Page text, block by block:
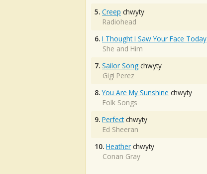
5. Creep chwyty
Radiohead
6. I Thought I Saw Your Face Today
She and Him
7. Sailor Song chwyty
Gigi Perez
8. You Are My Sunshine chwyty
Folk Songs
9. Perfectchwyty
Ed Sheeran
10. Heather chwyty
Conan Gray